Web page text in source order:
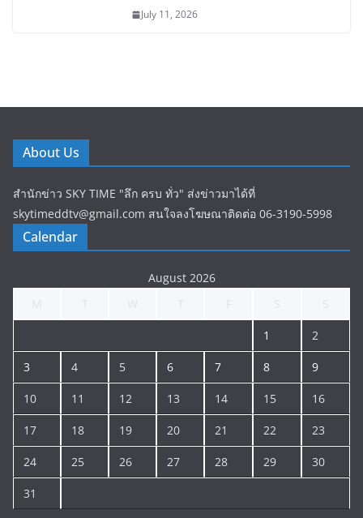
July 11, 2026
About Us
สำนักข่าว SKY TIME "ลึก ครบ ทั่ว" ส่งข่าวมาได้ที่
skytimeddtv@gmail.com สนใจลงโฆษณาติดต่อ 06-3190-5998
Calendar
August 2026
1 2
3 4 5 6 7 8 9
10 11 12 13 14 15 16
17 18 19 20 21 22 23
24 25 26 27 28 29 30
31